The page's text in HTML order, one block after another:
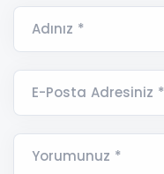
Adınız *
E-Posta Adresiniz *
Yorumunuz *